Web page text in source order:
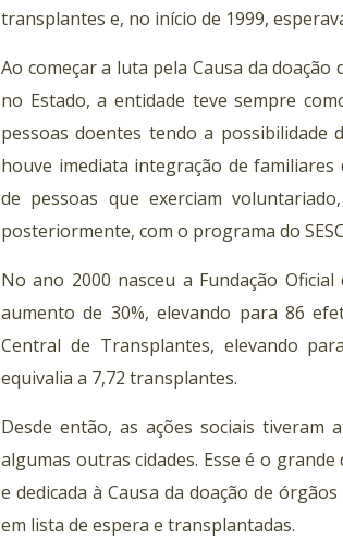
transplantes e, no início de 1999,
Ao começar a luta pela Causa da
no Estado, a entidade teve sempre
pessoas doentes tendo a possibilidade
houve imediata integração de
de pessoas que exerciam
posteriormente, com o programa do
No ano 2000 nasceu a Fundação
aumento de 30%, elevando para 86
Central de Transplantes, elevando
equivalia a 7,72 transplantes.
Desde então, as ações sociais
algumas outras cidades. Esse é o
e dedicada à Causa da doação de
em lista de espera e transplantadas.